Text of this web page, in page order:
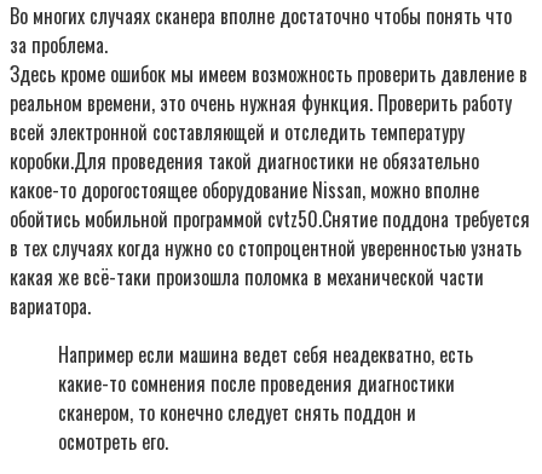
Во многих случаях сканера вполне достаточно чтобы понять что
за проблема.
Здесь кроме ошибок мы имеем возможность проверить давление в
реальном времени, это очень нужная функция. Проверить работу
всей электронной составляющей и отследить температуру
коробки.Для проведения такой диагностики не обязательно
какое-то дорогостоящее оборудование Nissan, можно вполне
обойтись мобильной программой cvtz50.Снятие поддона требуется
в тех случаях когда нужно со стопроцентной уверенностью узнать
какая же всё-таки произошла поломка в механической части
вариатора.
Например если машина ведет себя неадекватно, есть
какие-то сомнения после проведения диагностики
сканером, то конечно следует снять поддон и
осмотреть его.